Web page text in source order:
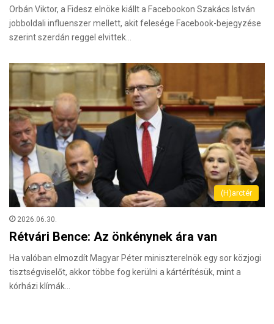
Orbán Viktor, a Fidesz elnöke kiállt a Facebookon Szakács István
jobboldali influenszer mellett, akit felesége Facebook-bejegyzése
szerint szerdán reggel elvittek…
(H)arctér
2026.06.30.
Rétvári Bence: Az önkénynek ára van
Ha valóban elmozdít Magyar Péter miniszterelnök egy sor közjogi
tisztségviselőt, akkor többe fog kerülni a kártérítésük, mint a
kórházi klímák…